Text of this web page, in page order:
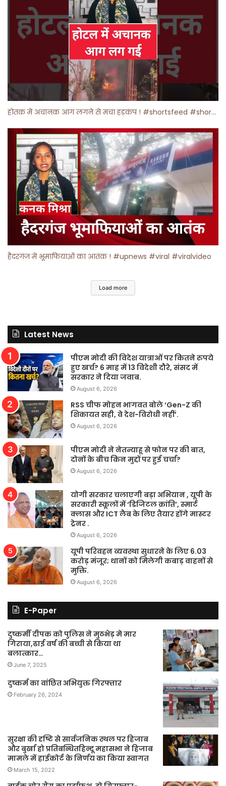
होतक में अचानक आग लगने से मचा हड़कंप ! #shortsfeed #shorts #viralshorts
हैदरगंज में भूमाफियाओं का आतंक ! #upnews #viral #viralvideo
Load more
Latest News
पीएम मोदी की विदेश यात्राओं पर कितने रुपये
हुए खर्च? 6 माह में 13 विदेशी दौरे, संसद में
सरकार ने दिया जवाब.
August 6, 2026
RSS चीफ मोहन भागवत बोले ‘Gen-Z की
शिकायत सही, वे देश-विरोधी नहीं’.
August 6, 2026
पीएम मोदी ने नेतन्याहू से फोन पर की बात,
दोनों के बीच किन मुद्दों पर हुई चर्चा?
August 6, 2026
योगी सरकार चलाएगी बड़ा अभियान , यूपी के
सरकारी स्कूलों में ‘डिजिटल क्रांति’, स्मार्ट
क्लास और ICT लैब के लिए तैयार होंगे मास्टर
ट्रेनर .
August 6, 2026
यूपी परिवहन व्यवस्था सुधारने के लिए 6.03
करोड़ मंजूर; थानों को मिलेगी कबाड़ वाहनों से
मुक्ति.
August 6, 2026
E-Paper
दुष्कर्मी दीपक को पुलिस ने मुठभेड़ मे मार
गिराया,ढाई वर्ष की बच्ची से किया था
बलात्कार…
June 7, 2025
दुष्कर्म का वांछित अभियुक्त गिरफ्तार
February 26, 2024
सुरक्षा की दृष्टि से सार्वजनिक स्थल पर हिजाब
और बुर्खा हो प्रतिबन्धितहिन्दू महासभा ने हिजाब
मामले में हाईकोर्ट के निर्णय का किया स्वागत
March 15, 2022